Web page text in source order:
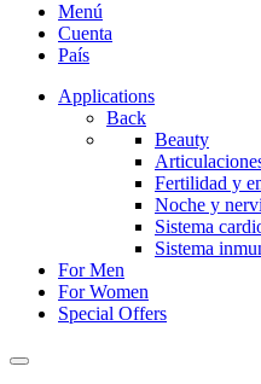
Menú
Cuenta
País
Applications
Back
Beauty
Fertilidad y
Noche y
Sistema
Sistema
For Men
For Women
Special Offers